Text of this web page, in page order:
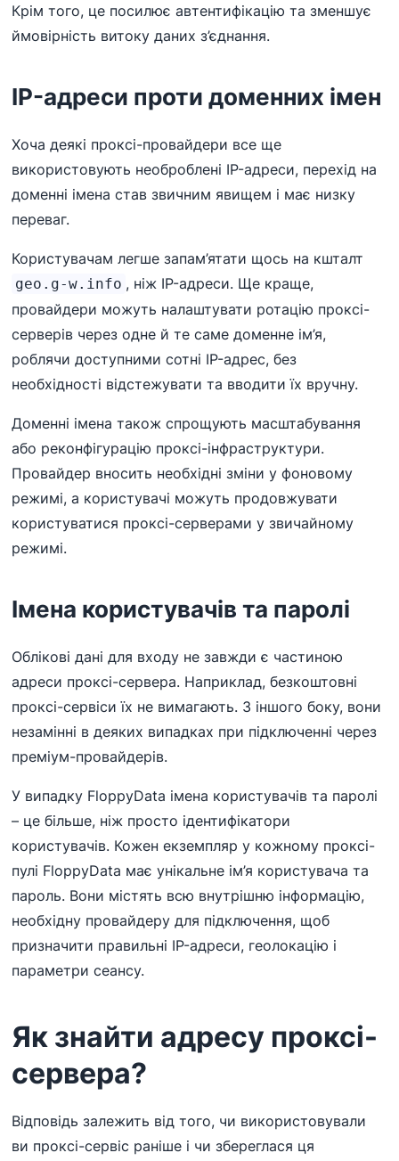
Крім того, це посилює автентифікацію та зменшує
ймовірність витоку даних з’єднання.
IP-адреси проти доменних імен
Хоча деякі проксі-провайдери все ще
використовують необроблені IP-адреси, перехід на
доменні імена став звичним явищем і має низку
переваг.
Користувачам легше запам’ятати щось на кшталт
geo.g-w.info , ніж IP-адреси. Ще краще,
провайдери можуть налаштувати ротацію проксі-
серверів через одне й те саме доменне ім’я,
роблячи доступними сотні IP-адрес, без
необхідності відстежувати та вводити їх вручну.
Доменні імена також спрощують масштабування
або реконфігурацію проксі-інфраструктури.
Провайдер вносить необхідні зміни у фоновому
режимі, а користувачі можуть продовжувати
користуватися проксі-серверами у звичайному
режимі.
Імена користувачів та паролі
Облікові дані для входу не завжди є частиною
адреси проксі-сервера. Наприклад, безкоштовні
проксі-сервіси їх не вимагають. З іншого боку, вони
незамінні в деяких випадках при підключенні через
преміум-провайдерів.
У випадку FloppyData імена користувачів та паролі
– це більше, ніж просто ідентифікатори
користувачів. Кожен екземпляр у кожному проксі-
пулі FloppyData має унікальне ім’я користувача та
пароль. Вони містять всю внутрішню інформацію,
необхідну провайдеру для підключення, щоб
призначити правильні IP-адреси, геолокацію і
параметри сеансу.
Як знайти адресу проксі-
сервера?
Відповідь залежить від того, чи використовували
ви проксі-сервіс раніше і чи збереглася ця